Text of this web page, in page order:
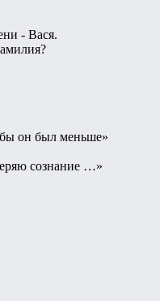
- Вася.
он был меньше»
сознание …»